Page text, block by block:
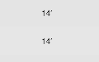
14′
14′